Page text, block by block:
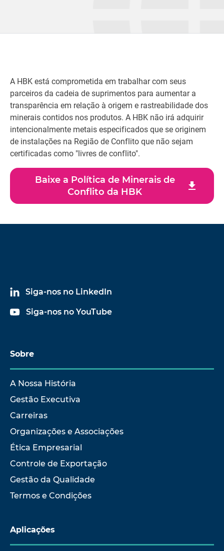
A HBK está comprometida em trabalhar com seus
parceiros da cadeia de suprimentos para aumentar a
transparência em relação à origem e rastreabilidade dos
minerais contidos nos produtos. A HBK não irá adquirir
intencionalmente metais especificados que se originem
de instalações na Região de Conflito que não sejam
certificadas como "livres de conflito".
Baixe a Política de Minerais de
Conflito da HBK
download
Siga-nos no LinkedIn
Siga-nos no YouTube
Sobre
A Nossa História
Gestão Executiva
Carreiras
Organizações e Associações
Ética Empresarial
Controle de Exportação
Gestão da Qualidade
Termos e Condições
Aplicações